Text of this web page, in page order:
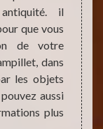
il
que vous
de votre
dans
les objets
aussi
plus
est
des